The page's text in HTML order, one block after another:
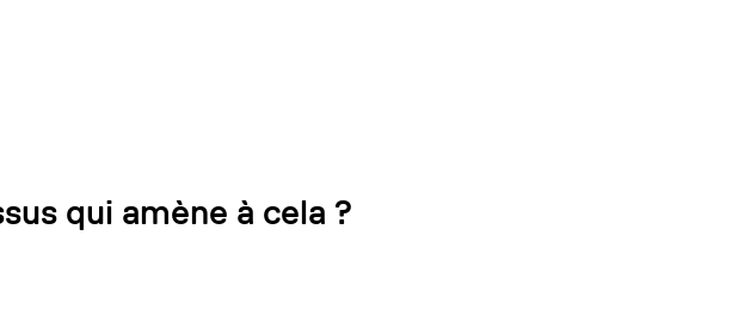
qui amène à cela ?